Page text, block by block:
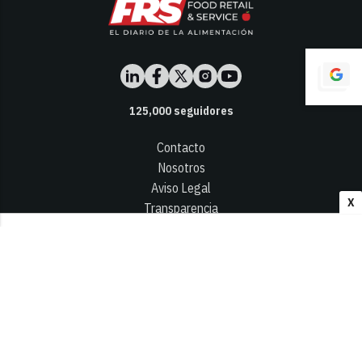
X
125,000seguidores
Contacto
Nosotros
Aviso Legal
Transparencia